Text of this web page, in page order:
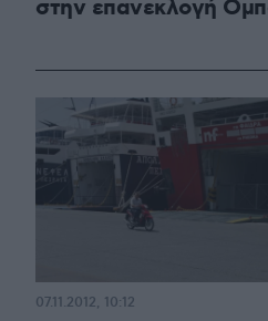
στην επανεκλογή
07.11.2012, 10:12